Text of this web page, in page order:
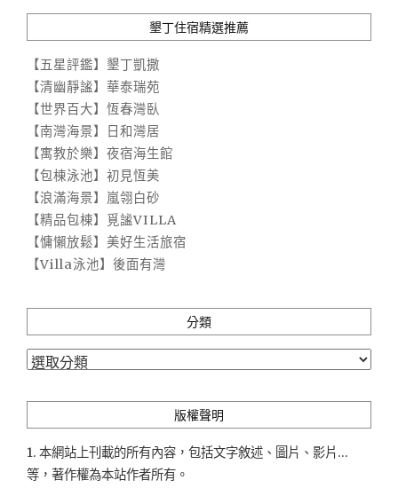
墾丁住宿精選推薦
【五星評鑑】墾丁凱撒
【清幽靜謐】華泰瑞苑
【世界百大】恆春灣臥
【南灣海景】日和灣居
【寓教於樂】夜宿海生館
【包棟泳池】初見恆美
【浪滿海景】嵐翎白砂
【精品包棟】覓謐VILLA
【慵懶放鬆】美好生活旅宿
【Villa泳池】後面有灣
分類
分
版權聲明
1. 本網站上刊載的所有內容，包括文字敘述、圖片、影片...
等，著作權為本站作者所有。